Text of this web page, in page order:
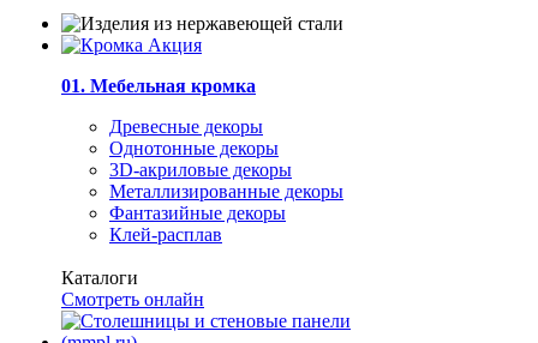
01. Мебельная кромка
Древесные декоры
Однотонные декоры
3D-акриловые декоры
Металлизированные декоры
Фантазийные декоры
Клей-расплав
Каталоги
Смотреть онлайн